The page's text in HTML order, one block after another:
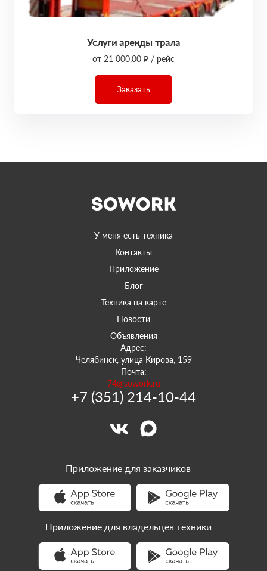
Услуги аренды трала
от 21 000,00 ₽ / рейс
Заказать
У меня есть техника
Контакты
Приложение
Блог
Техника на карте
Новости
Объявления
Адрес:
Челябинск, улица Кирова, 159
Почта:
74@sowork.ru
+7 (351) 214-10-44
Приложение для заказчиков
Приложение для владельцев техники